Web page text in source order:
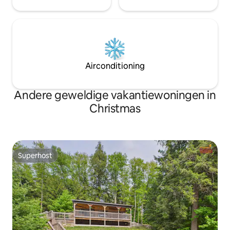
Airconditioning
Andere geweldige vakantiewoningen in
Christmas
Superhost
Superhost